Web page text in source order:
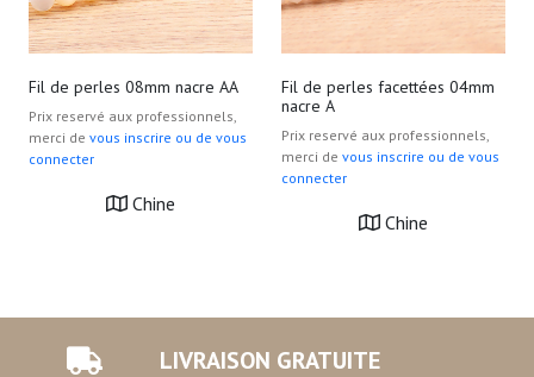
Fil de perles 08mm nacre AA
Prix reservé aux professionnels,
merci de vous inscrire ou de vous
connecter
Chine
Fil de perles facettées 04mm
nacre A
Prix reservé aux professionnels,
merci de vous inscrire ou de vous
connecter
Chine
LIVRAISON GRATUITE